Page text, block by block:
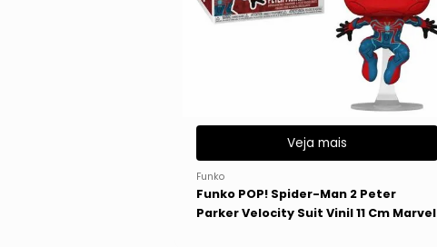
Veja mais
Funko
Funko POP! Spider-Man 2 Peter
Parker Velocity Suit Vinil 11 Cm Marvel